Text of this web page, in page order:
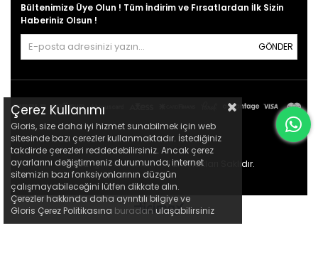
Bültenimize Üye Olun ! Tüm İndirim ve Fırsatlardan İlk Sizin
Haberiniz Olsun !
GÖNDER
© 2021gloris.com.tr- Tüm Hakları Saklıdır.
Çerez Kullanımı
Gloris, size daha iyi hizmet sunabilmek için web
sitesinde bazı çerezler kullanmaktadır. İstediğiniz
takdirde çerezleri reddedebilirsiniz. Ancak çerez
ayarlarını değiştirmeniz durumunda, internet
sitemizin bazı fonksiyonlarının düzgün
çalışmayabileceğini lütfen dikkate alın.
Çerezler hakkında daha ayrıntılı bilgiye ve
Gloris Çerez Politikasına buradan ulaşabilirsiniz